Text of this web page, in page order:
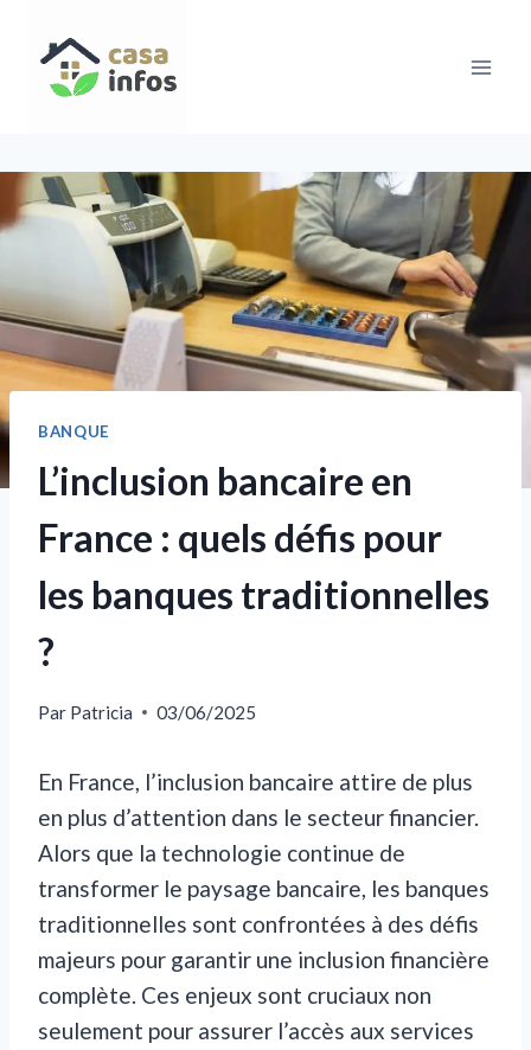
contenu
BANQUE
L’inclusion bancaire en
France : quels défis pour
les banques traditionnelles
?
Par Patricia 03/06/2025
En France, l’inclusion bancaire attire de plus
en plus d’attention dans le secteur financier.
Alors que la technologie continue de
transformer le paysage bancaire, les banques
traditionnelles sont confrontées à des défis
majeurs pour garantir une inclusion financière
complète. Ces enjeux sont cruciaux non
seulement pour assurer l’accès aux services